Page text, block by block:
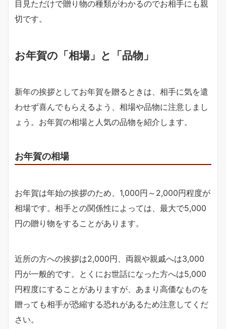
目見ただけで贈り物の種類がわかるのでお相手にも親
切です。
お年賀の「相場」と「品物」
新年の挨拶としてお年賀を贈るときは、相手に気を遣
わせず喜んでもらえるよう、相場や品物に注意しまし
ょう。お年賀の相場と人気の品物を紹介します。
お年賀の相場
お年賀は年始の挨拶のため、1,000円～2,000円程度が
相場です。相手との関係性によっては、最大で5,000
円の贈り物をすることがあります。
近所の方への挨拶は2,000円、両親や親戚へは3,000
円が一般的です。とくにお世話になった方へは5,000
円程度にすることがありますが、あまり高価なものを
贈っても相手が恐縮する恐れがあるため注意してくだ
さい。